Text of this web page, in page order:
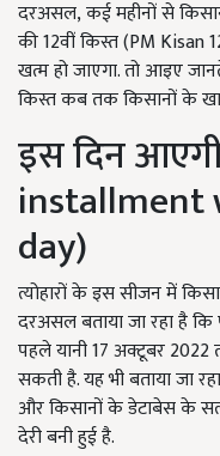
दरअसल, कई महीनों से
की 12वीं किस्त (PM
खत्म हो जाएगा. तो आइए
किस्त कब तक किसानों के
इस दिन
installment
day)
त्योहारों के इस सीजन में
दरअसल बताया जा रहा है कि
पहले यानी 17 अक्टूबर
सकती है. यह भी बताया जा
और किसानों के डेटाबेस के
देरी बनी हुई है.